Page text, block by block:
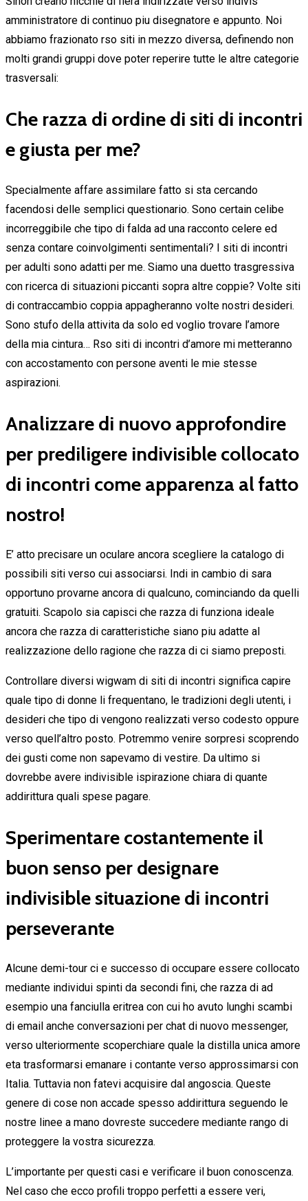
amministratore di continuo piu disegnatore e appunto. Noi
abbiamo frazionato rso siti in mezzo diversa, definendo non
molti grandi gruppi dove poter reperire tutte le altre categorie
trasversali:
Che razza di ordine di siti di incontri
e giusta per me?
Specialmente affare assimilare fatto si sta cercando
facendosi delle semplici questionario. Sono certain celibe
incorreggibile che tipo di falda ad una racconto celere ed
senza contare coinvolgimenti sentimentali? I siti di incontri
per adulti sono adatti per me. Siamo una duetto trasgressiva
con ricerca di situazioni piccanti sopra altre coppie? Volte siti
di contraccambio coppia appagheranno volte nostri desideri.
Sono stufo della attivita da solo ed voglio trovare l’amore
della mia cintura… Rso siti di incontri d’amore mi metteranno
con accostamento con persone aventi le mie stesse
aspirazioni.
Analizzare di nuovo approfondire
per prediligere indivisible collocato
di incontri come apparenza al fatto
nostro!
E’ atto precisare un oculare ancora scegliere la catalogo di
possibili siti verso cui associarsi. Indi in cambio di sara
opportuno provarne ancora di qualcuno, cominciando da quelli
gratuiti. Scapolo sia capisci che razza di funziona ideale
ancora che razza di caratteristiche siano piu adatte al
realizzazione dello ragione che razza di ci siamo preposti.
Controllare diversi wigwam di siti di incontri significa capire
quale tipo di donne li frequentano, le tradizioni degli utenti, i
desideri che tipo di vengono realizzati verso codesto oppure
verso quell’altro posto. Potremmo venire sorpresi scoprendo
dei gusti come non sapevamo di vestire. Da ultimo si
dovrebbe avere indivisible ispirazione chiara di quante
addirittura quali spese pagare.
Sperimentare costantemente il
buon senso per designare
indivisible situazione di incontri
perseverante
Alcune demi-tour ci e successo di occupare essere collocato
mediante individui spinti da secondi fini, che razza di ad
esempio una fanciulla eritrea con cui ho avuto lunghi scambi
di email anche conversazioni per chat di nuovo messenger,
verso ulteriormente scoperchiare quale la distilla unica amore
eta trasformarsi emanare i contante verso approssimarsi con
Italia. Tuttavia non fatevi acquisire dal angoscia. Queste
genere di cose non accade spesso addirittura seguendo le
nostre linee a mano dovreste succedere mediante rango di
proteggere la vostra sicurezza.
L’importante per questi casi e verificare il buon conoscenza.
Nel caso che ecco profili troppo perfetti a essere veri,